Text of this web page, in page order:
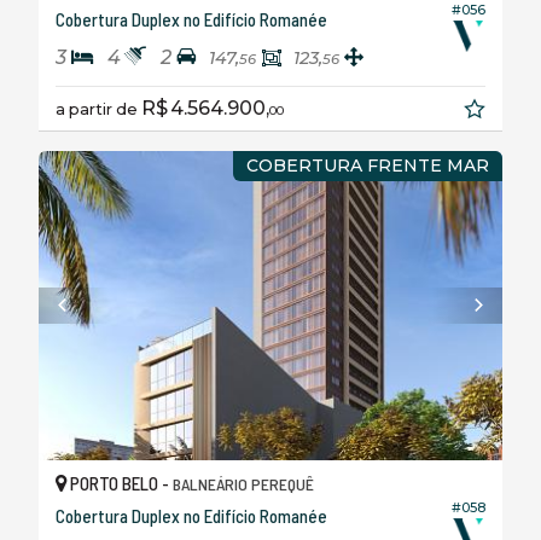
#056
Cobertura Duplex no Edifício Romanée
3 4 2 147,56 123,56
a partir de R$ 4.564.900,00
COBERTURA FRENTE MAR
#058
PORTO BELO - BALNEÁRIO PEREQUÊ
Cobertura Duplex no Edifício Romanée